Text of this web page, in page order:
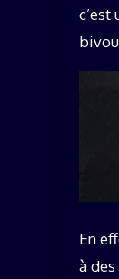
En
à